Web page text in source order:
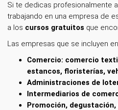
Si te dedicas profesionalmente
trabajando en una empresa de
a los cursos gratuitos que
Las empresas que se incluyen
Comercio: comercio
estancos, floristerías,
Administraciones de
Intermediarios de
Promoción,